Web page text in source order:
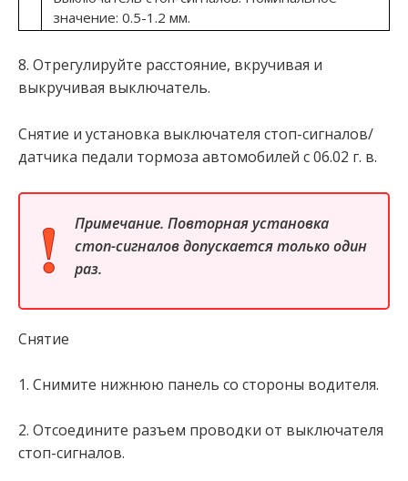
значение: 0.5-1.2 мм.
8. Отрегулируйте расстояние, вкручивая и
выкручивая выключатель.
Снятие и установка выключателя стоп-сигналов/
датчика педали тормоза автомобилей с 06.02 г. в.
Примечание. Повторная установка
стоп-сигналов допускается только один
раз.
Снятие
1. Снимите нижнюю панель со стороны водителя.
2. Отсоедините разъем проводки от выключателя
стоп-сигналов.